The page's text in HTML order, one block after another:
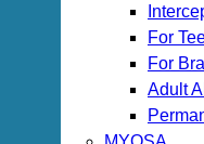
For
For
Adult